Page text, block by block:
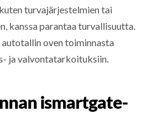
turvajärjestelmien tai
kanssa parantaa turvallisuutta.
oven toiminnasta
ja valvontatarkoituksiin.
ismartgate-